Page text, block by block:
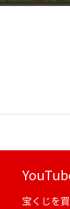
宝くじを